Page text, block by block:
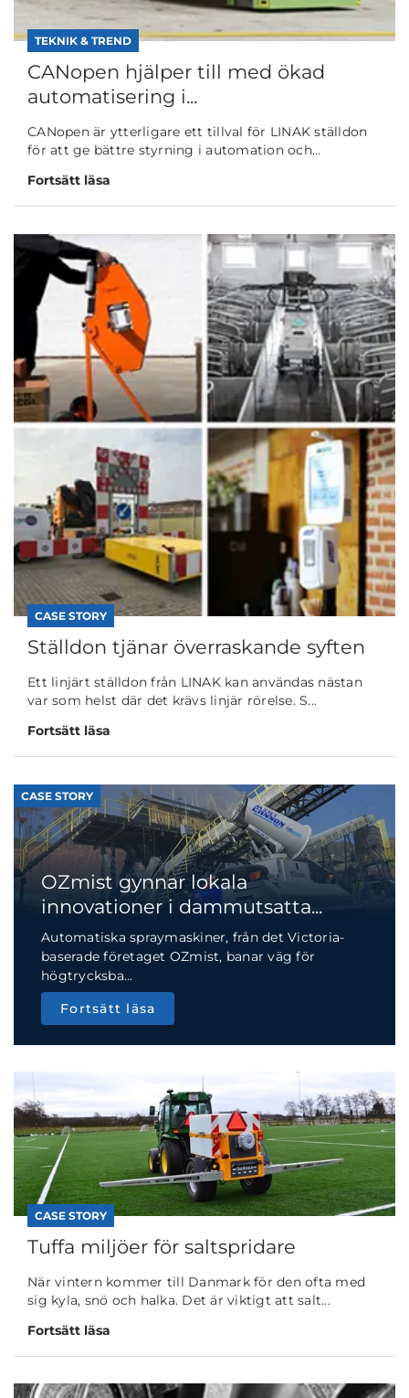
TEKNIK & TREND
CANopen hjälper till med ökad
automatisering i...
CANopen är ytterligare ett tillval för LINAK ställdon
för att ge bättre styrning i automation och...
Fortsätt läsa
CASE STORY
Ställdon tjänar överraskande syften
Ett linjärt ställdon från LINAK kan användas nästan
var som helst där det krävs linjär rörelse. S...
Fortsätt läsa
CASE STORY
OZmist gynnar lokala
innovationer i dammutsatta...
Automatiska spraymaskiner, från det Victoria-
baserade företaget OZmist, banar väg för
högtrycksba...
Fortsätt läsa
CASE STORY
Tuffa miljöer för saltspridare
När vintern kommer till Danmark för den ofta med
sig kyla, snö och halka. Det är viktigt att salt...
Fortsätt läsa